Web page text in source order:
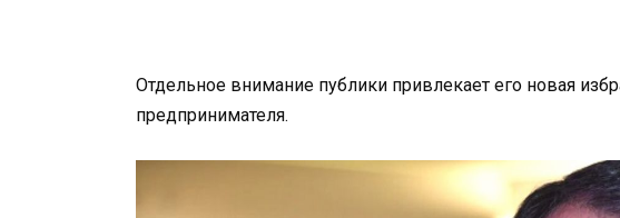
Отдельное внимание публики привлекает его новая
предпринимателя.